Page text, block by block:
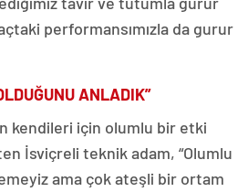
performansımızla da gurur
ANLADIK”
kendileri için olumlu bir etki
İsviçreli teknik adam, “Olumlu
ama çok ateşli bir ortam